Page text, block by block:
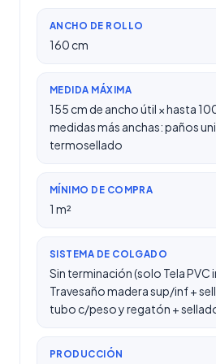
ANCHO DE ROLLO
160 cm
MEDIDA MÁXIMA
155 cm de ancho útil × hasta
medidas más anchas: paños
termosellado
MÍNIMO DE COMPRA
1 m²
SISTEMA DE COLGADO
Sin terminación (solo Tela PVC
Travesaño madera sup/inf +
tubo c/peso y regatón +
PRODUCCIÓN